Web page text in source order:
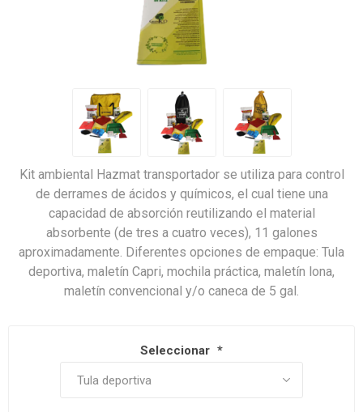
Kit ambiental Hazmat transportador se utiliza para control
de derrames de ácidos y químicos, el cual tiene una
capacidad de absorción reutilizando el material
absorbente (de tres a cuatro veces), 11 galones
aproximadamente. Diferentes opciones de empaque: Tula
deportiva, maletín Capri, mochila práctica, maletín lona,
maletín convencional y/o caneca de 5 gal.
Seleccionar *